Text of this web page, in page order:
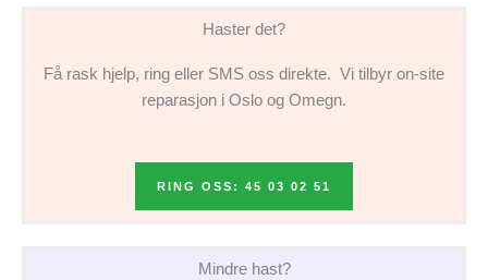
Haster det?
Få rask hjelp, ring eller SMS oss direkte. Vi tilbyr on-site
reparasjon i Oslo og Omegn.
RING OSS: 45 03 02 51
Mindre hast?